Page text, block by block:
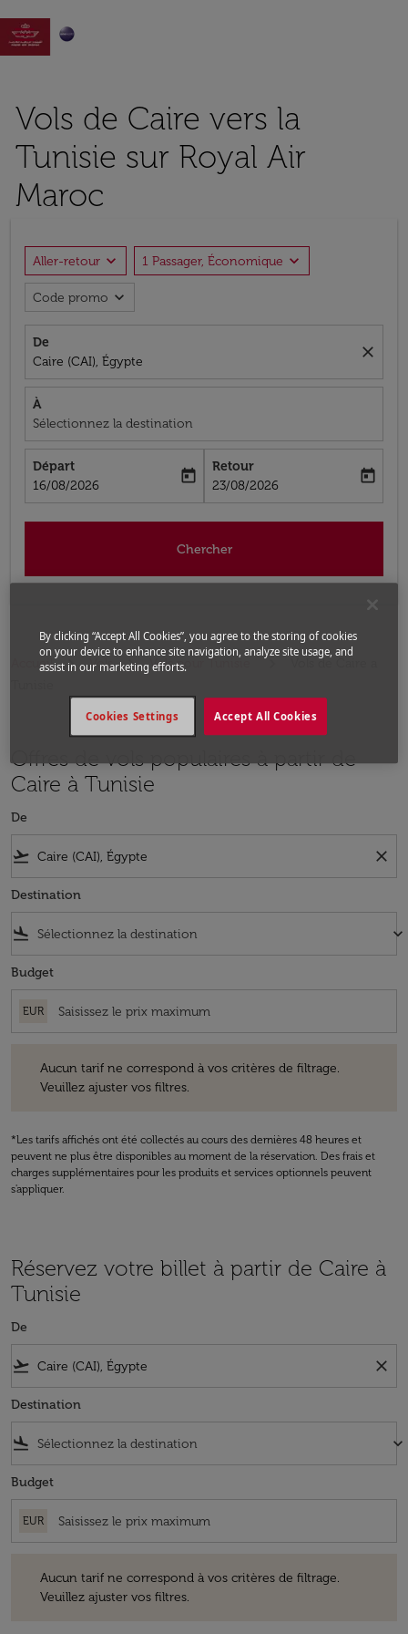

Vols de Caire vers la
Tunisie sur Royal Air
Maroc
Aller-retour expand_more 1 Passager, Économique expand_more
Code promo expand_more
De
Caire (CAI), Égypte
close
À
Sélectionnez la destination
Départ
fc-booking-departure-date-aria-label
16/08/2026
today
Retour
fc-booking-return-date-aria-label
23/08/2026
today
Chercher
Accueil Vols Vols pour Tunisie
Vols de Caire a
Offres de vols populaires à partir de
Caire à Tunisie
De
flight_takeoff close
Destination
flight_land keyboard_arrow_down
Budget
EUR
Aucun tarif ne correspond à vos critères de filtrage.
Veuillez ajuster vos filtres.
*Les tarifs affichés ont été collectés au cours des dernières 48 heures et
peuvent ne plus être disponibles au moment de la réservation. Des frais et
charges supplémentaires pour les produits et services optionnels peuvent
s'appliquer.
Réservez votre billet à partir de Caire à
Tunisie
De
flight_takeoff close
Destination
flight_land keyboard_arrow_down
Budget
EUR
Aucun tarif ne correspond à vos critères de filtrage.
Veuillez ajuster vos filtres.
By clicking “Accept All Cookies”, you agree to the storing of cookies
on your device to enhance site navigation, analyze site usage, and
assist in our marketing efforts.
Accept All Cookies
Cookies Settings